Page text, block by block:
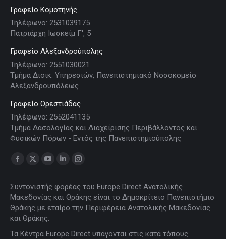
Γραφείο Κομοτηνής
Τηλέφωνο: 2531039175
Πατριάρχη Ιωσκείμ Γ', 5
Γραφείο Αλεξανδρούπολης
Τηλέφωνο: 2551030021
Τμήμα Διοικ. Υπηρεσιών, Πανεπιστημιακό Νοσοκομείο
Αλεξανδρουπόλεως
Γραφείο Ορεστιάδας
Τηλέφωνο: 2552041135
Τμήμα Δασολογίας και Διαχείρισης Περιβάλλοντος και
Φυσικών Πόρων - Εντός της Πανεπιστημιούπολης
Find us on:
Facebook
opens
in
new
window
X
opens
new
window
YouTube
opens
in
new
window
Linkedin
opens
window
Instagram
opens
window
Συντονιστής φορέας του Europe Direct Ανατολικής
Μακεδονίας και Θράκης είναι το Δημοκρίτειο Πανεπιστήμιο
Θράκης με εταίρο την Περιφέρεια Ανατολικής Μακεδονίας
και Θράκης.
Τα Κέντρα Europe Direct υπάγονται στις κατά τόπους